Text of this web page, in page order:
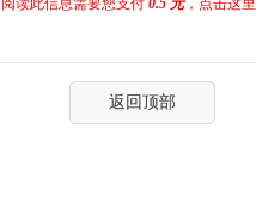
阅读此信息需要您支付 0.5 元，点击这
返回顶部